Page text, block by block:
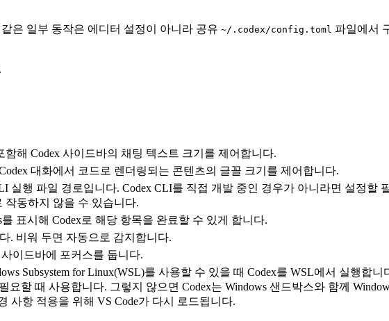
은 일부 동작은 에디터 설정이 아니라 공유 ~/.codex/config.toml 파일에서
해 Codex 사이드바의 채팅 텍스트 크기를 제어합니다.
대화에서 코드로 렌더링되는 콘텐츠의 글꼴 크기를 제어합니다.
실행 파일 경로입니다. Codex CLI를 직접 개발 중인 경우가 아니라면 설정할
작동하지 않을 수 있습니다.
표시해 Codex로 해당 항목을 완료할 수 있게 합니다.
. 비워 두면 자동으로 감지합니다.
이드바에 포커스를 둡니다.
Subsystem for Linux(WSL)를 사용할 수 있을 때 Codex를 WSL에서 실행합
요할 때 사용합니다. 그렇지 않으면 Codex는 Windows 샌드박스와 함께
사항 적용을 위해 VS Code가 다시 로드됩니다.